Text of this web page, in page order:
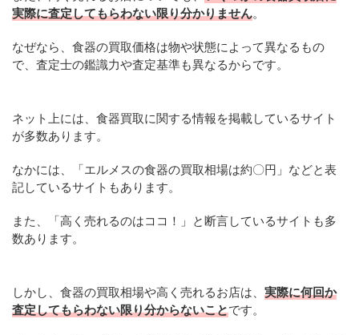
実際に査定してもらわない限り分かりません。
なぜなら、食器の買取価格は物や状態によって異なるもの
で、査定士の鑑識力や査定基準も異なるからです。
ネット上には、食器買取に関する情報を掲載しているサイト
が多数あります。
なかには、「エルメスの食器の買取相場は約〇円」などと表
記しているサイトもあります。
また、「高く売れるのはココ！」と断言しているサイトも多
数あります。
しかし、食器の買取相場や高く売れるお店は、 実際に何回か
査定してもらわない限り分からないことです。